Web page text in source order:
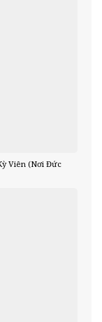
Viên (Nơi Đức